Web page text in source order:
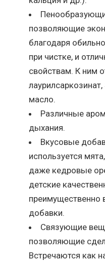
позволяющие
благодаря
при чистке, и
свойствам. К ним
масло.
Различные
дыхания.
Вкусовые
используется
даже кедровые
детские
преимущественно
добавки.
Связующие
позволяющие
Встречаются как